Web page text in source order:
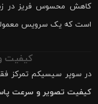
کاهش محسوس فریز در
است که یک سرویس
کیفیت
در سوپر سیسیکم تمرکز
کیفیت تصویر و سرعت